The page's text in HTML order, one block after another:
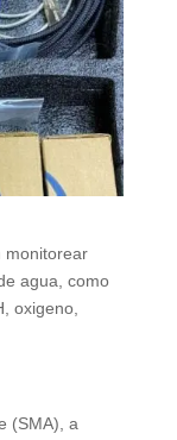
monitorear
agua, como
oxigeno,
(SMA), a